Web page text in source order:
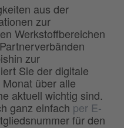
aus der
zur
Werkstoffbereichen
zur
Sie der digitale
über alle
aktuell wichtig sind.
ganz einfach per E-
für den